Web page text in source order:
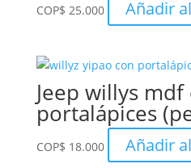
COP$ 25.000 Añadir
Jeep willys mdf
portalápices
COP$ 18.000 Añadir